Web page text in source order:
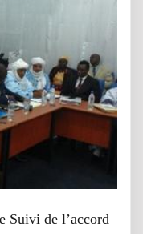
Suivi de l’accord